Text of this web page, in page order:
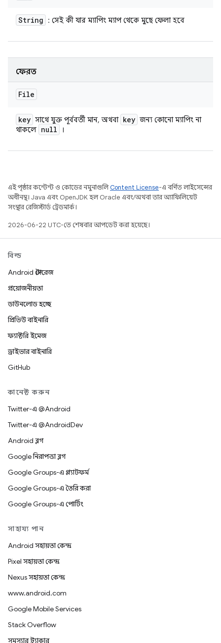
String : সেই কী যার ম্যাপিং ম্যাপ থেকে মুছে ফেলা হবে
ফেরত
File
key সাথে যুক্ত পূর্ববর্তী মান, অথবা key জন্য কোনো ম্যাপিং না
থাকলে null ।
এই পৃষ্ঠার কন্টেন্ট ও কোডের নমুনাগুলিContent License-এ বর্ণিত লাইসেন্সের
অধীনস্থ। Java এবং OpenJDK হল Oracle এবং/অথবা তার অ্যাফিলিয়েট
সংস্থার রেজিস্টার্ড ট্রেডমার্ক।
2026-06-22 UTC-তে শেষবার আপডেট করা হয়েছে।
বিল্ড
Android স্টোরেজ
প্রয়োজনীয়তা
ডাউনলোড হচ্ছে
প্রিভিউ বাইনারি
ফ্যাক্টরি ইমেজ
ড্রাইভার বাইনারি
GitHub
কানেক্ট করুন
Twitter-এ @Android
Twitter-এ @AndroidDev
Android ব্লগ
Google নিরাপত্তা ব্লগ
Google Groups-এ প্ল্যাটফর্ম
Google Groups-এ তৈরি করা
Google Groups-এ পোর্টিং
সাহায্য পান
Android সহায়তা কেন্দ্র
Pixel সহায়তা কেন্দ্র
Nexus সহায়তা কেন্দ্র
www.android.com
Google Mobile Services
Stack Overflow
সমস্যার ট্র্যাকার